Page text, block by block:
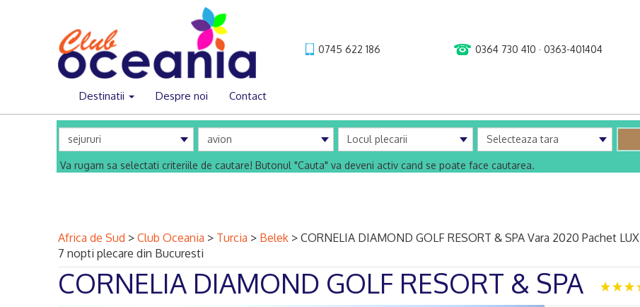
0745 622 186 0364 730 410 · 0363-401404
Destinatii Despre noi Contact
Va rugam sa selectati criteriile de cautare! Butonul "Cauta" va deveni activ cand se poate face cautarea.
Africa de Sud > Club Oceania > Turcia > Belek > CORNELIA DIAMOND GOLF RESORT & SPA Vara 2020 Pachet LUX
7 nopti plecare din Bucuresti
CORNELIA DIAMOND GOLF RESORT & SPA